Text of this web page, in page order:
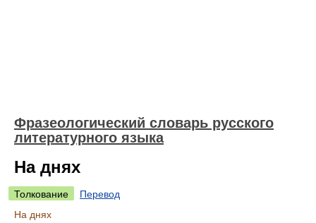
Фразеологический словарь русского
литературного языка
На днях
Толкование
Перевод
На днях